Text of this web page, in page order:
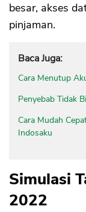
besar, akses
pinjaman.
Baca Juga:
Cara Menutup
Penyebab Tidak
Cara Mudah
Indosaku
Simulasi
2022